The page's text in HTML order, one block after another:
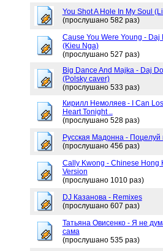
You Shot A Hole In My Soul
(прослушано 582 раз)
Cause You Were Young - Daj
(Kieu Nga)
(прослушано 527 раз)
Big Dance And Majka - Daj
(Polsky caver)
(прослушано 533 раз)
Кирилл Немоляев - I Can
Heart Tonight ..
(прослушано 528 раз)
Русская Мадонна - Поцелуй
(прослушано 456 раз)
Cally Kwong - Chinese Hong
Version
(прослушано 1010 раз)
DJ Казанова - Remixes
(прослушано 607 раз)
Татьяна Овисенко - Я не
сама
(прослушано 535 раз)